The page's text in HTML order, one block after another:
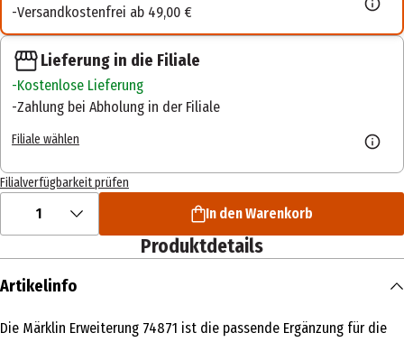
Versandkostenfrei ab 49,00 €
Lieferung in die Filiale
Kostenlose Lieferung
Zahlung bei Abholung in der Filiale
Filiale wählen
Filialverfügbarkeit prüfen
1 In den Warenkorb
Produktdetails
Artikelinfo
Die Märklin Erweiterung 74871 ist die passende Ergänzung für die